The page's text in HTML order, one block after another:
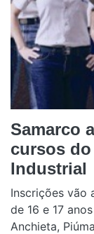
Samarco
cursos
Industrial
Inscrições vão
de 16 e 17
Anchieta,